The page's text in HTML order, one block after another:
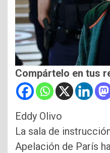
Compártelo en tus
Eddy Olivo
La sala de
Apelación de París